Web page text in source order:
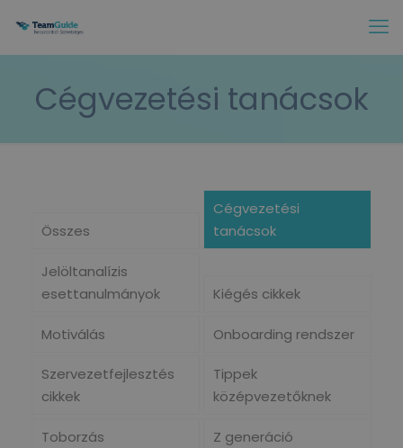
Cégvezetési tanácsok
Összes
Cégvezetési
tanácsok
Jelöltanalízis
esettanulmányok
Kiégés cikkek
Motiválás Onboarding rendszer
Szervezetfejlesztés
cikkek
Tippek
középvezetőknek
Toborzás Z generáció